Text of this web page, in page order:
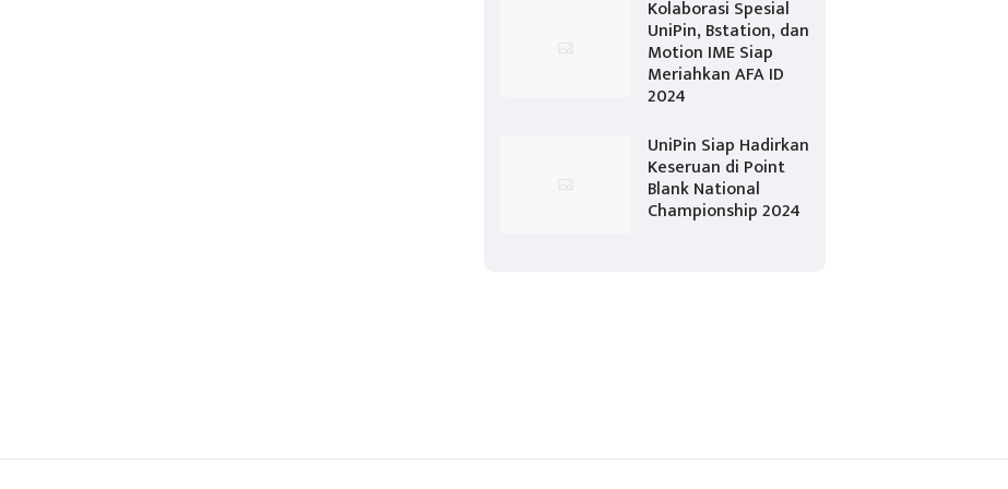
Kolaborasi Spesial
UniPin, Bstation, dan
Motion IME Siap
Meriahkan AFA ID
2024
UniPin Siap Hadirkan
Keseruan di Point
Blank National
Championship 2024